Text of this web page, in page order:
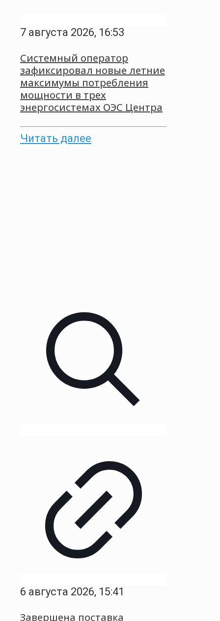
7 августа 2026, 16:53
Системный оператор
зафиксировал новые летние
максимумы потребления
мощности в трех
энергосистемах ОЭС Центра
Читать далее
6 августа 2026, 15:41
Завершена поставка